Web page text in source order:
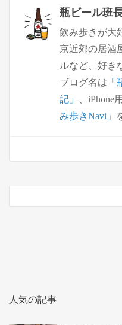
瓶ビール班
飲み歩きが大
京近郊の居酒
ルなど、好き
ブログ名は
記」
、iPhone
み歩きNavi」
人気の記事